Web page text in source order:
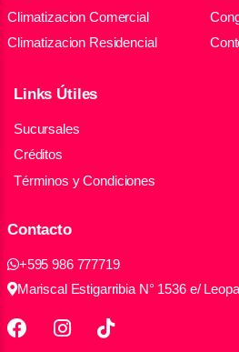
Climatizacion Comercial
Climatizacion Residencial
Links Útiles
Sucursales
Créditos
Términos y Condiciones
Contacto
+595 986 777719
Mariscal Estigarribia N° 1536 e/